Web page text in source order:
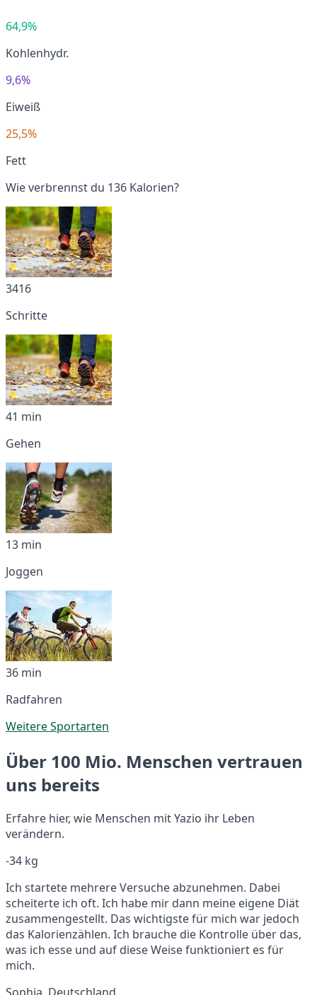
64,9%
Kohlenhydr.
9,6%
Eiweiß
25,5%
Fett
Wie verbrennst du 136 Kalorien?
3416
Schritte
41 min
Gehen
13 min
Joggen
36 min
Radfahren
Weitere Sportarten
Über 100 Mio. Menschen vertrauen
uns bereits
Erfahre hier, wie Menschen mit Yazio ihr Leben
verändern.
-34 kg
Ich startete mehrere Versuche abzunehmen. Dabei
scheiterte ich oft. Ich habe mir dann meine eigene Diät
zusammengestellt. Das wichtigste für mich war jedoch
das Kalorienzählen. Ich brauche die Kontrolle über das,
was ich esse und auf diese Weise funktioniert es für
mich.